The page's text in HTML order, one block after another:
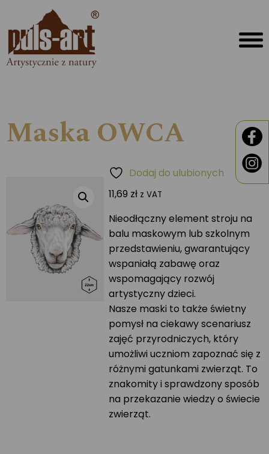
Maska OWCA
11,69 zł z VAT
Nieodłączny element stroju na
balu maskowym lub szkolnym
przedstawieniu, gwarantujący
wspaniałą zabawę oraz
wspomagający rozwój
artystyczny dzieci.
Nasze maski to także świetny
pomysł na ciekawy scenariusz
zajęć przyrodniczych, który
umożliwi uczniom zapoznać się z
różnymi gatunkami zwierząt. To
znakomity i sprawdzony sposób
na przekazanie wiedzy o świecie
zwierząt.
Dodaj do ulubionych